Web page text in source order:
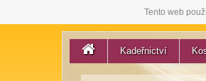
Tento web
Kadeřnictví